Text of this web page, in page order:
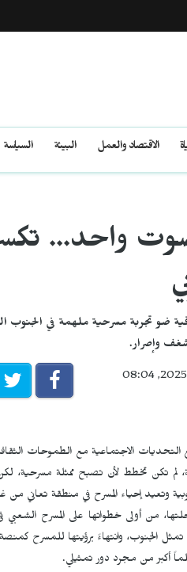
الاقتصاد والعمل البيئة السياسة
واحد...
ضو تجربة مسرحية ملهمة في الجنوب
شغف وإصرار.
الاجتماعية مع الطموحات
لم تكن تخطط لأن تصبح ممثلة مسرحية،
وتعيد إحياء المسرح في منطقة تعاني من
من أولى خطواتها على المسرح الشعبي
الجنوب، وانتهاءً برؤيتها للمسرح كمنصة
أكبر من مجرد دور تمثيلي.